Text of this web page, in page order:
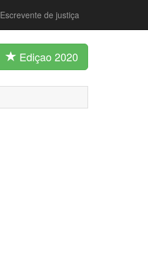
Escrevente de justiça
Ediçao 2020